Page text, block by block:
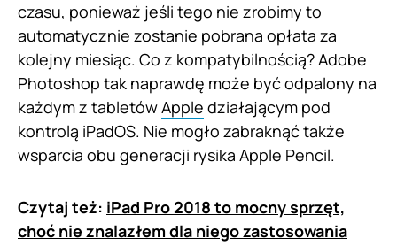
czasu, ponieważ jeśli tego nie zrobimy to
automatycznie zostanie pobrana opłata za
kolejny miesiąc. Co z kompatybilnością? Adobe
Photoshop tak naprawdę może być odpalony na
każdym z tabletówApple działającym pod
kontrolą iPadOS. Nie mogło zabraknąć także
wsparcia obu generacji rysika Apple Pencil.
Czytaj też: iPad Pro 2018 to mocny sprzęt,
choć nie znalazłem dla niego zastosowania